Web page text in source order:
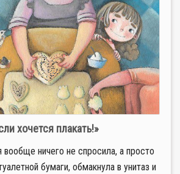
хочется плакать!»
вообще ничего не спросила, а просто
бумаги, обмакнула в унитаз и